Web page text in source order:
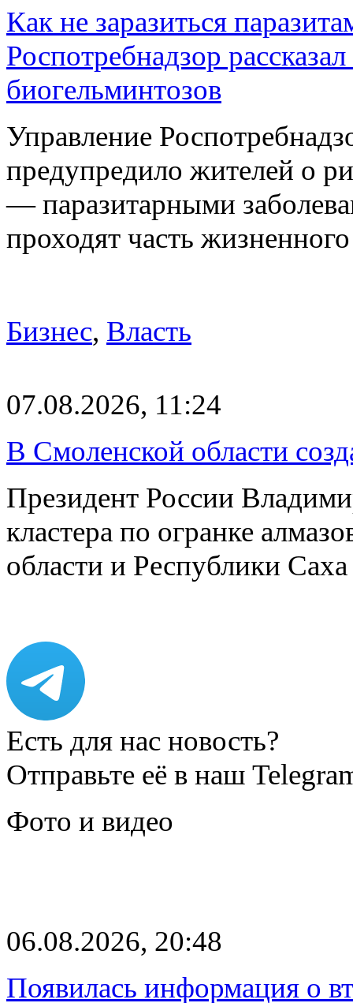
Как не заразиться
Роспотребнадзор
биогельминтозов
Управление
предупредило жителей о
— паразитарными
проходят часть
Бизнес, Власть
07.08.2026, 11:24
В Смоленской области
Президент России
кластера по огранке
области и Республики
Есть для нас новость?
Отправьте её в наш
Фото и видео
06.08.2026, 20:48
Появилась информация о